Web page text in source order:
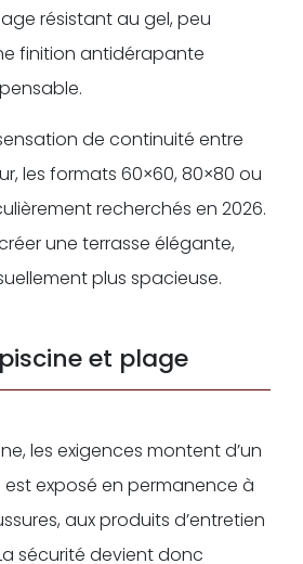
résistant au gel, peu
finition antidérapante
de continuité entre
les formats 60×60, 80×80 ou
recherchés en 2026.
une terrasse élégante,
plus spacieuse.
et plage
les exigences montent d’un
est exposé en permanence à
aux produits d’entretien
sécurité devient donc